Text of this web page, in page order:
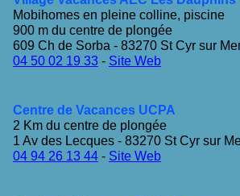
Mobihomes en pleine colline, piscine
900 m du centre de plongée
609 Ch de Sorba - 83270 St Cyr sur
04 50 02 19 33 - Site Web
Centre de Vacances UCPA
2 Km du centre de plongée
1 Av des Lecques - 83270 St Cyr sur
04 94 26 13 44 - Site Web